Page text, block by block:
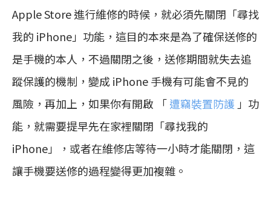
Apple Store 進行維修的時候，就必須先關閉「尋找
我的 iPhone」功能，這目的本來是為了確保送修的
是手機的本人，不過關閉之後，送修期間就失去追
蹤保護的機制，變成 iPhone 手機有可能會不見的
風險，再加上，如果你有開啟 「遭竊裝置防護 」功
能，就需要提早先在家裡關閉「尋找我的
iPhone」，或者在維修店等待一小時才能關閉，這
讓手機要送修的過程變得更加複雜。